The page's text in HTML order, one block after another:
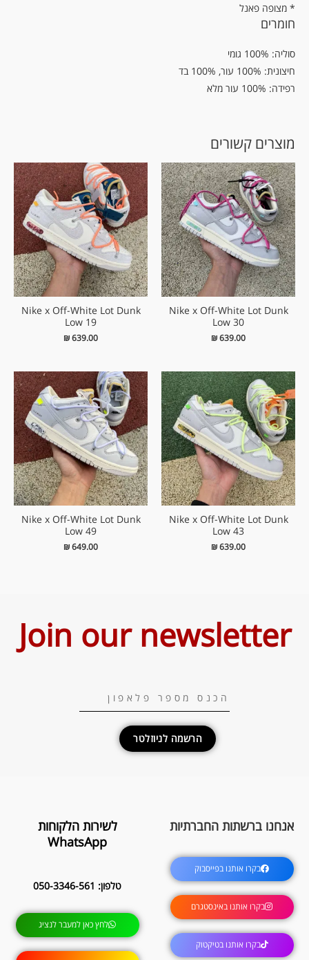
* מצופה פאנל
חומרים
סוליה: 100% גומי
חיצונית: 100% עור, 100% בד
רפידה: 100% עור מלא
מוצרים קשורים
Nike x Off-White Lot Dunk
Low 30
₪639.00
Nike x Off-White Lot Dunk
Low 19
₪639.00
Nike x Off-White Lot Dunk
Low 43
₪639.00
Nike x Off-White Lot Dunk
Low 49
₪649.00
Join our newsletter
הרשמה לניוזלטר
אנחנו ברשתות החברתיות
בקרו אותנו בפייסבוק
בקרו אותנו באינסטגרם
בקרו אותנו בטיקטוק
לשירות הלקוחות
WhatsApp
טלפון: 050-3346-561
לחץ כאן למעבר לנציג